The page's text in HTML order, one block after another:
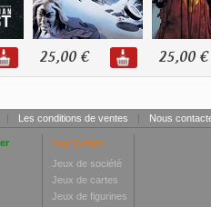
25,00 € 25,00 €
| Les conditions de ventes | Nous
Toy Center
Jeux de société
Jeux de cartes
Jeux de figurines